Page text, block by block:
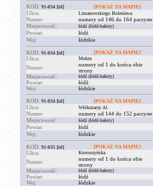
KOD: 91-034 [id] [POKAŻ NA MAPIE]
Ulica: Limanowskiego Bolesława
Numer:
numery od 146 do 164 parzyste
Miejscowość:
łódź (łódź-bałuty)
Powiat:
łódź
Woj:
łódzkie
KOD: 91-034 [id] [POKAŻ NA MAPIE]
Ulica: Mokra
Numer:
numery od 1 do końca obie
strony
Miejscowość:
łódź (łódź-bałuty)
Powiat:
łódź
Woj:
łódzkie
KOD: 91-034 [id] [POKAŻ NA MAPIE]
Ulica: Włókniarzy Al.
Numer:
numery od 144 do 152 parzyste
Miejscowość:
łódź (łódź-bałuty)
Powiat:
łódź
Woj:
łódzkie
KOD: 91-035 [id] [POKAŻ NA MAPIE]
Ulica: Krotoszyńska
Numer:
numery od 1 do końca obie
strony
Miejscowość:
łódź (łódź-bałuty)
Powiat:
łódź
Woj:
łódzkie